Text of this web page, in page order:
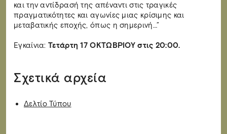
και την αντίδρασή της απέναντι στις τραγικές
πραγματικότητες και αγωνίες μιας κρίσιμης και
μεταβατικής εποχής, όπως η σημερινή…”
Εγκαίνια: Τετάρτη 17 ΟΚΤΩΒΡΙΟΥ στις 20:00.
Σχετικά αρχεία
Δελτίο Τύπου